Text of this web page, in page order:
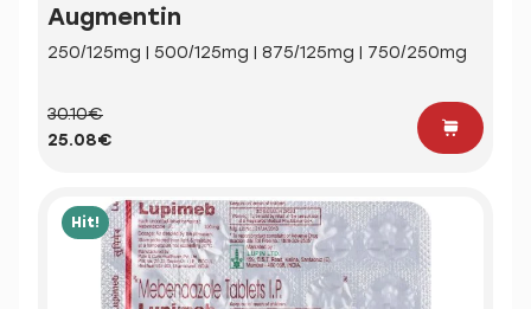
Augmentin
250/125mg | 500/125mg | 875/125mg | 750/250mg
30.10€
25.08€
Hit!